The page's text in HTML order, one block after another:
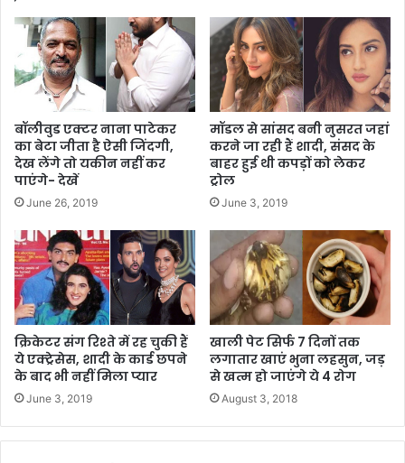
बॉलीवुड एक्टर नाना पाटेकर
का बेटा जीता है ऐसी जिंदगी,
देख लेंगे तो यकीन नहीं कर
पाएंगे- देखें
June 26, 2019
मॉडल से सांसद बनी नुसरत जहां
करने जा रही हैं शादी, संसद के
बाहर हुई थी कपड़ों को लेकर
ट्रोल
June 3, 2019
क्रिकेटर संग रिश्ते में रह चुकी हैं
ये एक्ट्रेसेस, शादी के कार्ड छपने
के बाद भी नहीं मिला प्यार
June 3, 2019
खाली पेट सिर्फ 7 दिनों तक
लगातार खाएं भुना लहसुन, जड़
से खत्म हो जाएंगे ये 4 रोग
August 3, 2018